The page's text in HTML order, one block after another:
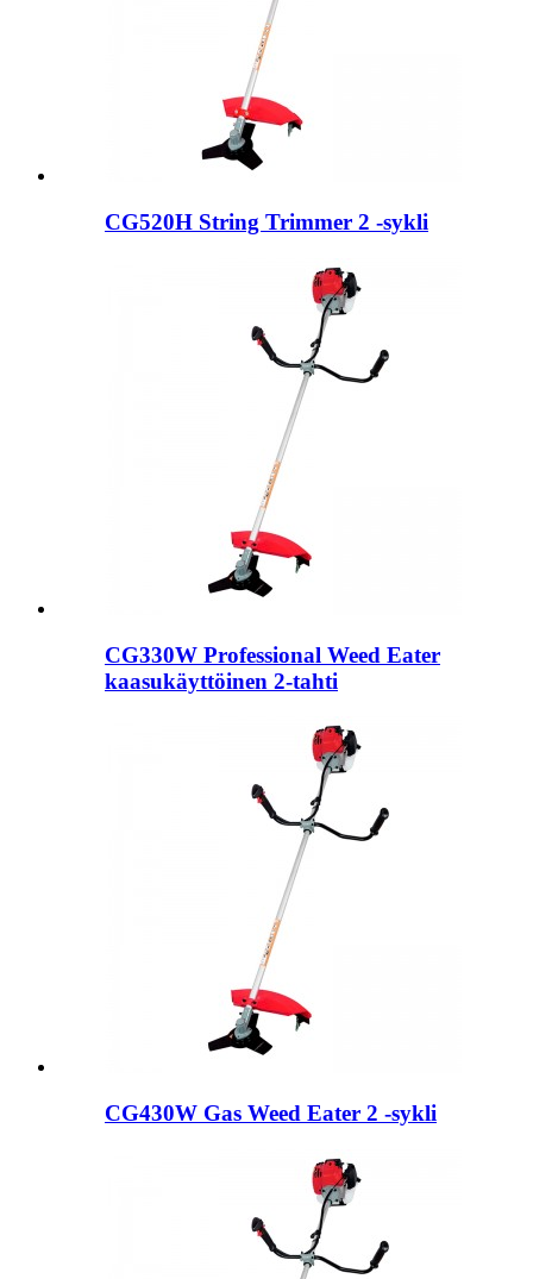
CG520H String Trimmer 2 -sykli
CG330W Professional Weed Eater
kaasukäyttöinen 2-tahti
CG430W Gas Weed Eater 2 -sykli